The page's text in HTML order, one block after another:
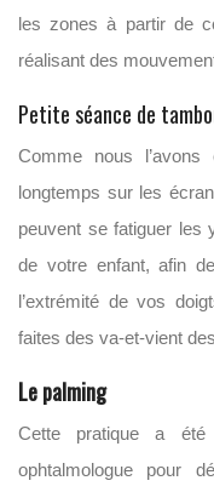
les zones à partir de
réalisant des
Petite séance de
Comme nous
longtemps sur les
peuvent se fatiguer les
de votre enfant, afin
l’extrémité de vos
faites des va-et-vient
Le palming
Cette pratique a
ophtalmologue pour